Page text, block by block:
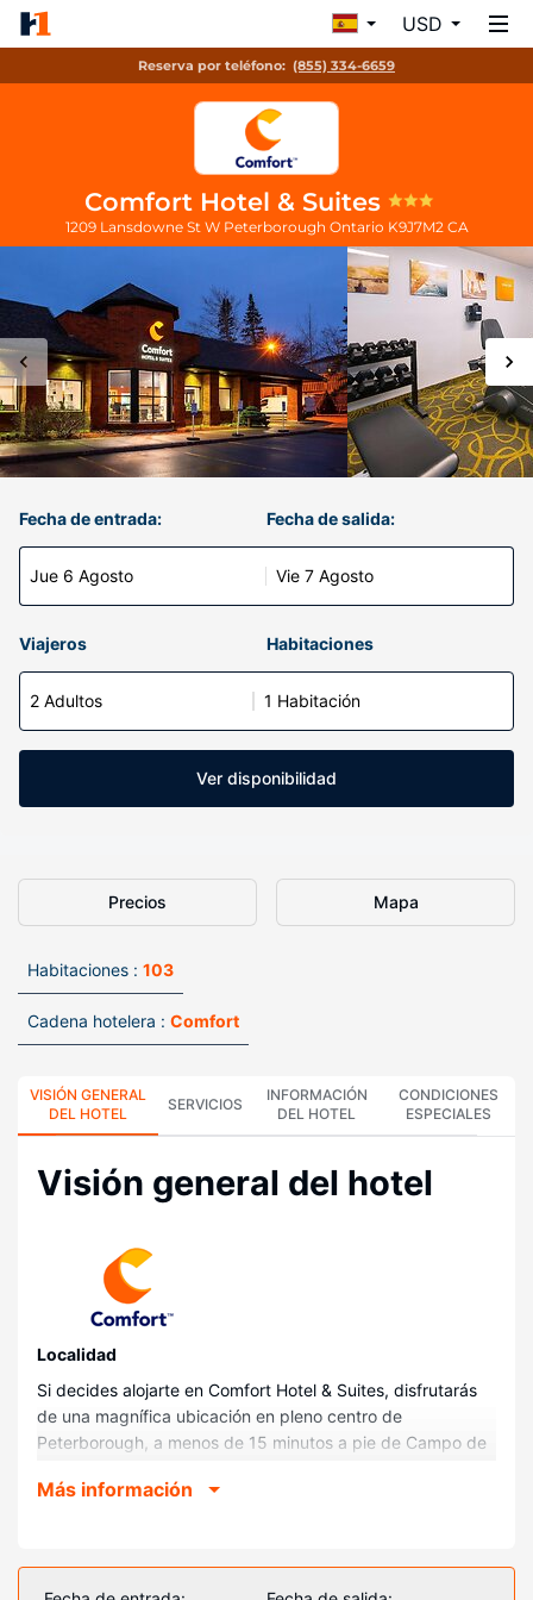
USD
Reserva por teléfono: (855) 334-6659
Comfort Hotel & Suites
1209 Lansdowne St W Peterborough Ontario K9J7M2 CA
Fecha de entrada:
Jue 6 Agosto
Fecha de salida:
Vie 7 Agosto
Viajeros Habitaciones
2 Adultos 1 Habitación
Ver disponibilidad
Precios Mapa
Habitaciones : 103
Cadena hotelera : Comfort
VISIÓN GENERAL
DEL HOTEL
SERVICIOS
INFORMACIÓN
DEL HOTEL
CONDICIONES
ESPECIALES
Visión general del hotel
Localidad
Si decides alojarte en Comfort Hotel & Suites, disfrutarás
de una magnífica ubicación en pleno centro de
Peterborough, a menos de 15 minutos a pie de Campo de
de campo y de golf de Kawartha. Además, este hotel se
Más información